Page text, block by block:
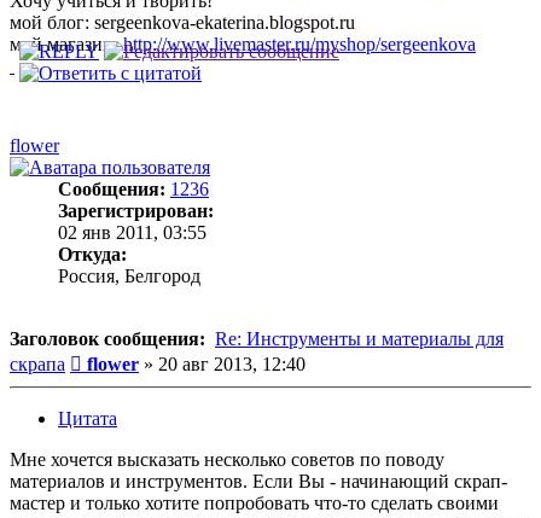
мой блог: sergeenkova-ekaterina.blogspot.ru
мой магазин:http://www.livemaster.ru/myshop/sergeenkova
flower
Сообщения: 1236
Зарегистрирован:
02 янв 2011, 03:55
Откуда:
Россия, Белгород
Заголовок сообщения: Re: Инструменты и материалы для
скрапа
Сообщение
flower » 20 авг 2013, 12:40
Цитата
Мне хочется высказать несколько советов по поводу
материалов и инструментов. Если Вы - начинающий скрап-
мастер и только хотите попробовать что-то сделать своими